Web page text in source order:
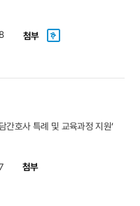
첨부
간호사 특례 및 교육과정 지원’
첨부